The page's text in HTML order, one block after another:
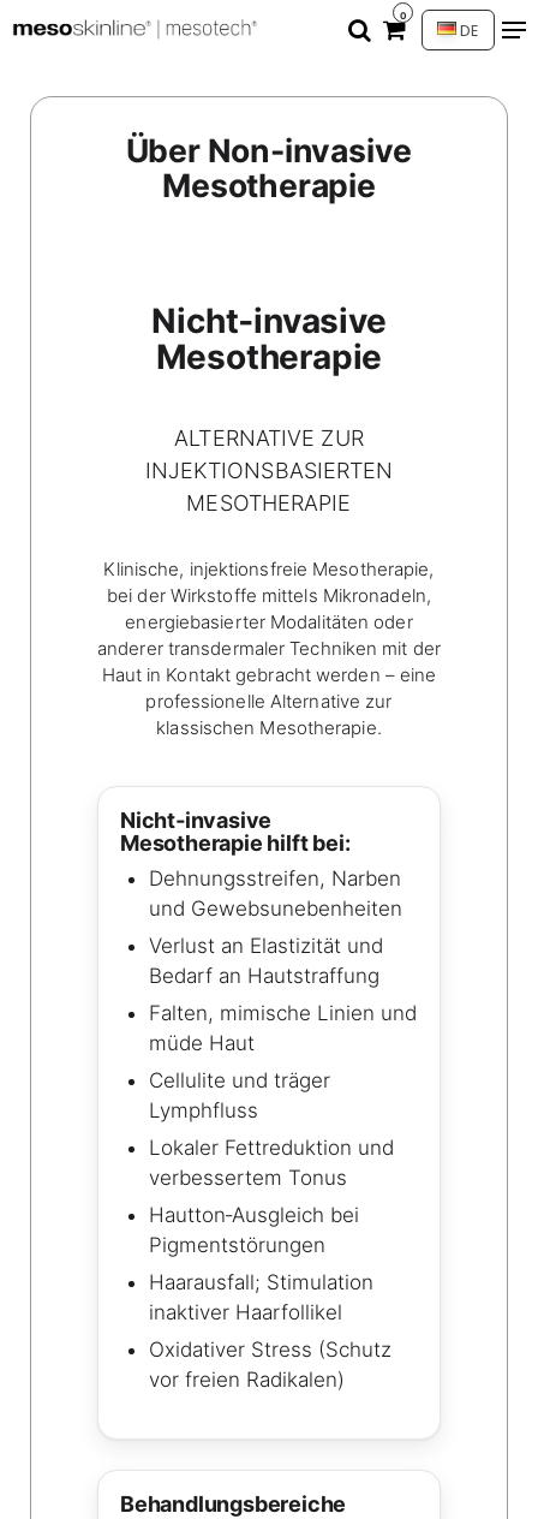
0
DE
Über Non-invasive
Mesotherapie
Nicht‑invasive
Mesotherapie
ALTERNATIVE ZUR
INJEKTIONSBASIERTEN
MESOTHERAPIE
Klinische, injektionsfreie Mesotherapie,
bei der Wirkstoffe mittels Mikronadeln,
energiebasierter Modalitäten oder
anderer transdermaler Techniken mit der
Haut in Kontakt gebracht werden – eine
professionelle Alternative zur
klassischen Mesotherapie.
Nicht‑invasive
Mesotherapie hilft bei:
Dehnungsstreifen, Narben
und Gewebsunebenheiten
Verlust an Elastizität und
Bedarf an Hautstraffung
Falten, mimische Linien und
müde Haut
Cellulite und träger
Lymphfluss
Lokaler Fettreduktion und
verbessertem Tonus
Hautton‑Ausgleich bei
Pigmentstörungen
Haarausfall; Stimulation
inaktiver Haarfollikel
Oxidativer Stress (Schutz
vor freien Radikalen)
Behandlungsbereiche